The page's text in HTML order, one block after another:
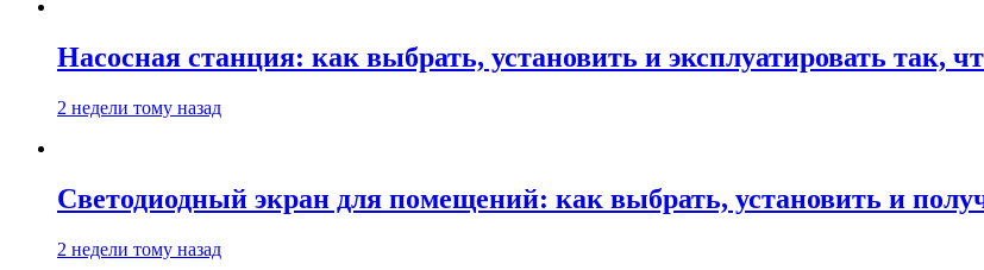
Насосная станция: как выбрать, установить и эксплуатировать так,
2 недели тому назад
Светодиодный экран для помещений: как выбрать, установить и
2 недели тому назад